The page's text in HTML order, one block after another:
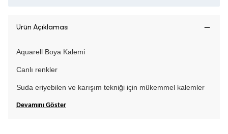
Ürün Açıklaması
Aquarell Boya Kalemi
Canlı renkler
Suda eriyebilen ve karışım tekniği için mükemmel kalemler
Devamını Göster